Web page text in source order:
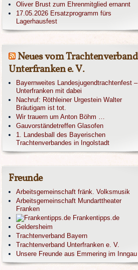
Oliver Brust zum Ehrenmitglied ernannt
17.05.2026 Ersatzprogramm fürs
Lagerhausfest
Neues vom Trachtenverband
Unterfranken e. V.
Bayernweites Landesjugendtrachtenfest –
Unterfranken mit dabei
Nachruf: Röthleiner Urgestein Walter
Bräutigam ist tot.
Wir trauern um Anton Böhm …
Gauvorständetreffen Glasofen
1. Landesball des Bayerischen
Trachtenverbandes in Ingolstadt
Freunde
Arbeitsgemeinschaft fränk. Volksmusik
Arbeitsgemeinschaft Mundarttheater
Franken
Frankentipps.de
Geldersheim
Trachtenverband Bayern
Trachtenverband Unterfranken e. V.
Unsere Freunde aus Emmering im Inngau